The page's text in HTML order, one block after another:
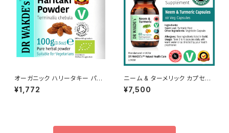
オーガニック ハリータキー パウ
ダー（ヒルダ | テルミナリア チェ
ブラ）（100g / 500g / 1000g）
¥1,772
ニーム & ターメリック カプセル
Neem & Turmeric Capsule
s | 60 Veg Caps | Deep De
¥7,500